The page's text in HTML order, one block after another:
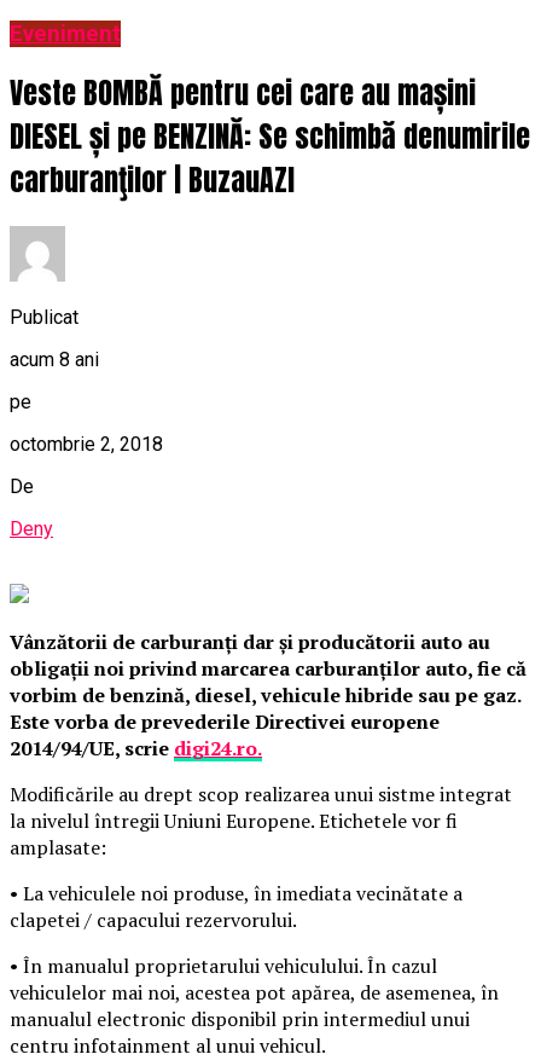
Eveniment
Veste BOMBĂ pentru cei care au mașini
DIESEL și pe BENZINĂ: Se schimbă denumirile
carburanţilor | BuzauAZI
Publicat
acum 8 ani
pe
octombrie 2, 2018
De
Deny
Vânzătorii de carburanţi dar şi producătorii auto au
obligaţii noi privind marcarea carburanţilor auto, fie că
vorbim de benzină, diesel, vehicule hibride sau pe gaz.
Este vorba de prevederile Directivei europene
2014/94/UE, scrie digi24.ro.
Modificările au drept scop realizarea unui sistme integrat
la nivelul întregii Uniuni Europene.Etichetele vor fi
amplasate:
• La vehiculele noi produse, în imediata vecinătate a
clapetei / capacului rezervorului.
• În manualul proprietarului vehiculului. În cazul
vehiculelor mai noi, acestea pot apărea, de asemenea, în
manualul electronic disponibil prin intermediul unui
centru infotainment al unui vehicul.